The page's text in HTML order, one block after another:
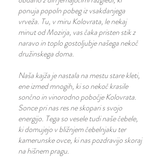
ponuja popoln pobeg iz vsakdanjega
vrveža. Tu, v miru Kolovrata, le nekaj
minut od Mozirja, vas čaka pristen stik z
naravo in toplo gostoljubje našega nekoč
družinskega doma.
Naša kajža je nastala na mestu stare kleti,
ene izmed mnogih, ki so nekoč krasile
sončno in vinorodno pobočje Kolovrata.
Sonce pri nas res ne skopari s svojo
energijo. Tega so vesele tudi naše čebele,
ki domujejo v bližnjem čebelnjaku ter
kamerunske ovce, ki nas pozdravijo skoraj
na hišnem pragu.